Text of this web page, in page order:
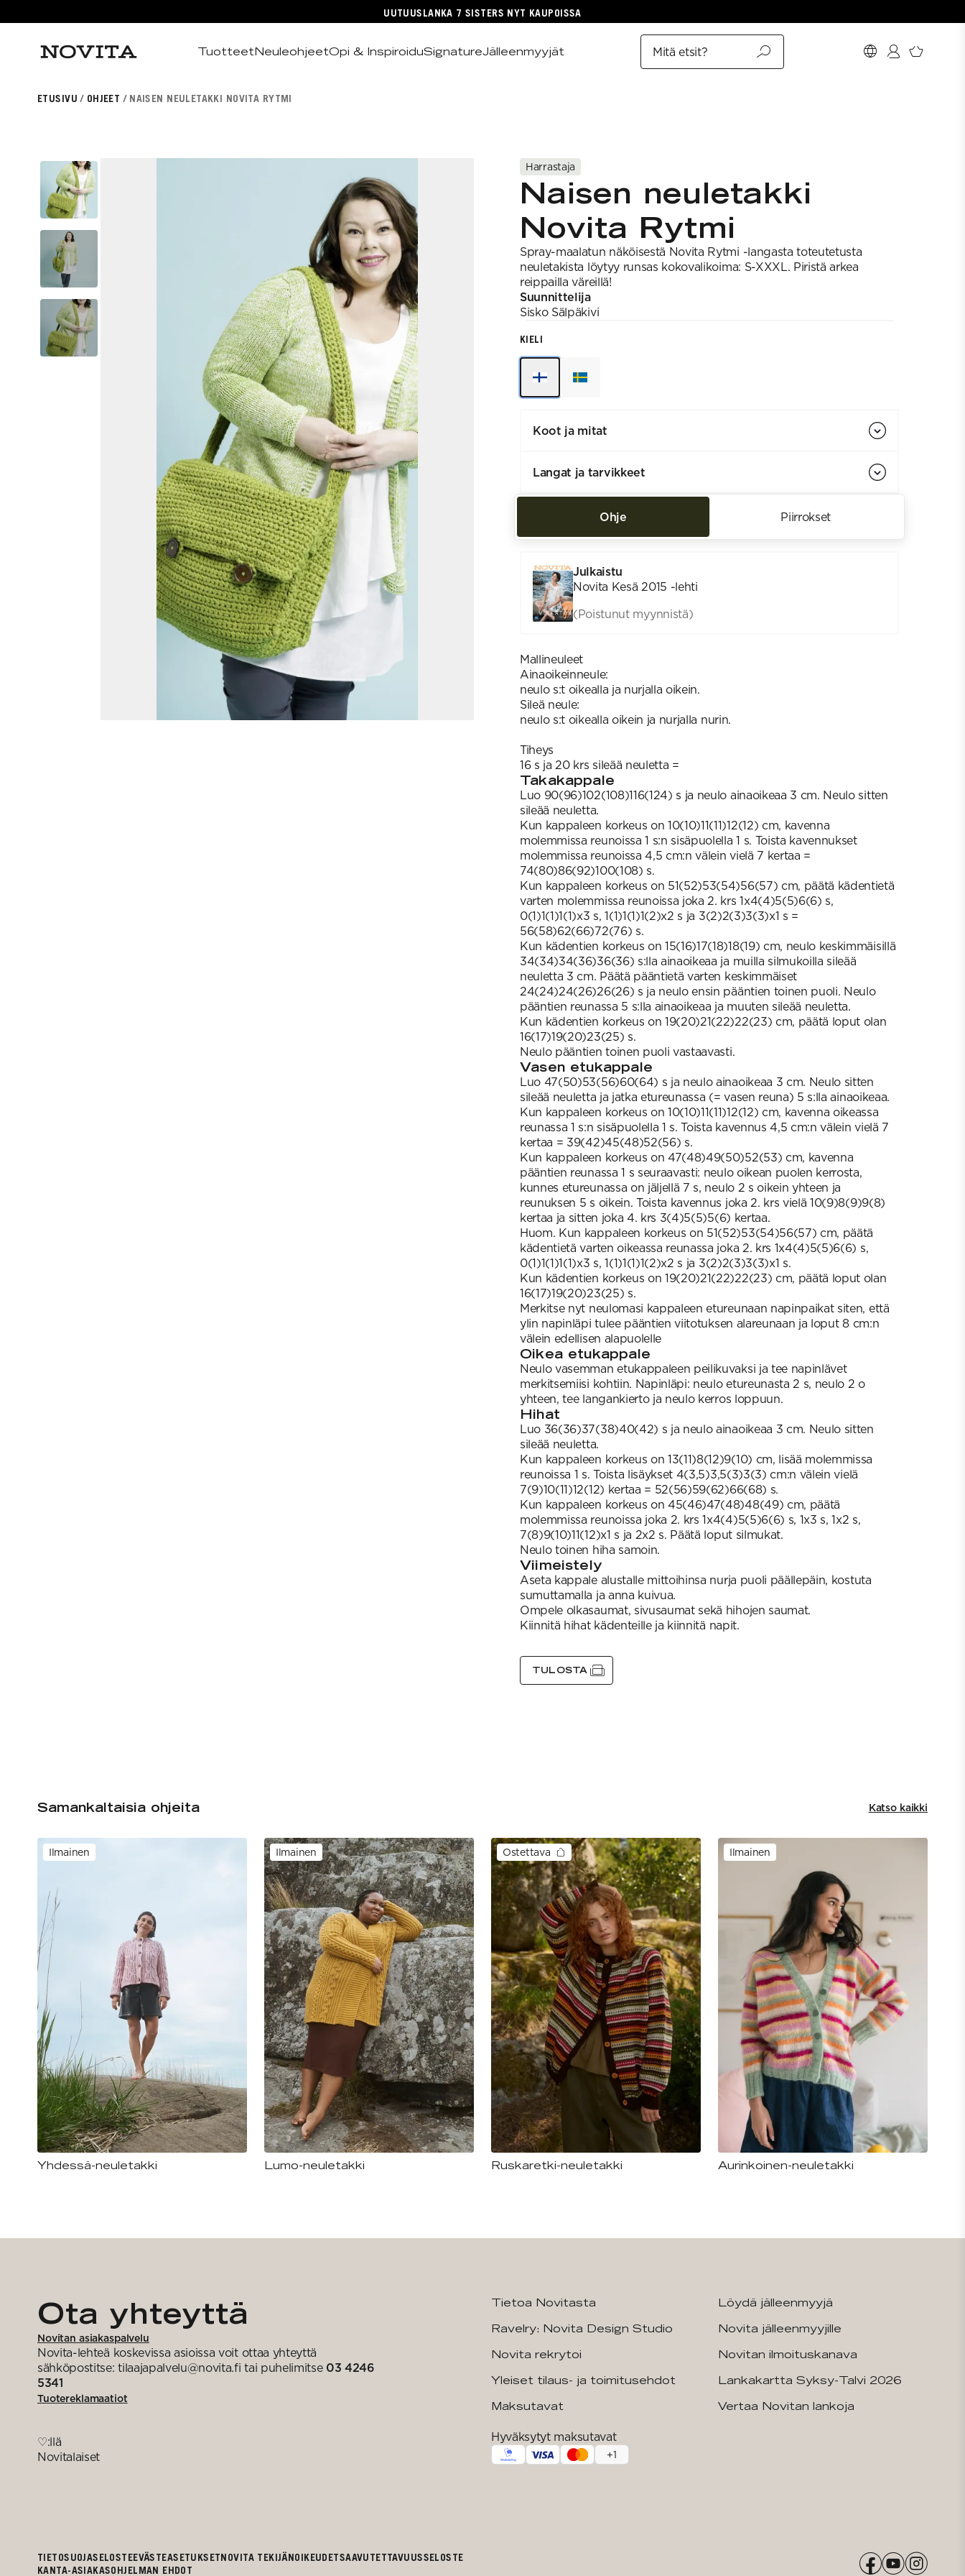
UUTUUSLANKA 7 SISTERS NYT KAUPOISSA
TuotteetNeuleohjeetOpi & InspiroiduSignatureJälleenmyyjät Mitä etsit?
ETUSIVU OHJEET NAISEN NEULETAKKI NOVITA RYTMI
Harrastaja
Naisen neuletakki
Novita Rytmi
Spray-maalatun näköisestä Novita Rytmi -langasta toteutetusta
neuletakista löytyy runsas kokovalikoima: S-XXXL. Piristä arkea
reippailla väreillä!
Suunnittelija
Sisko Sälpäkivi
KIELI
Koot ja mitat
Langat ja tarvikkeet
Ohje Piirrokset
Julkaistu
Novita Kesä 2015 -lehti
(Poistunut myynnistä)
Mallineuleet
Ainaoikeinneule:
neulo s:t oikealla ja nurjalla oikein.
Sileä neule:
neulo s:t oikealla oikein ja nurjalla nurin.
Tiheys
16 s ja 20 krs sileää neuletta =
Takakappale
Luo 90(96)102(108)116(124) s ja neulo ainaoikeaa 3 cm. Neulo sitten
sileää neuletta.
Kun kappaleen korkeus on 10(10)11(11)12(12) cm, kavenna
molemmissa reunoissa 1 s:n sisäpuolella 1 s. Toista kavennukset
molemmissa reunoissa 4,5 cm:n välein vielä 7 kertaa =
74(80)86(92)100(108) s.
Kun kappaleen korkeus on 51(52)53(54)56(57) cm, päätä kädentietä
varten molemmissa reunoissa joka 2. krs 1x4(4)5(5)6(6) s,
0(1)1(1)1(1)x3 s, 1(1)1(1)1(2)x2 s ja 3(2)2(3)3(3)x1 s =
56(58)62(66)72(76) s.
Kun kädentien korkeus on 15(16)17(18)18(19) cm, neulo keskimmäisillä
34(34)34(36)36(36) s:lla ainaoikeaa ja muilla silmukoilla sileää
neuletta 3 cm. Päätä pääntietä varten keskimmäiset
24(24)24(26)26(26) s ja neulo ensin pääntien toinen puoli. Neulo
pääntien reunassa 5 s:lla ainaoikeaa ja muuten sileää neuletta.
Kun kädentien korkeus on 19(20)21(22)22(23) cm, päätä loput olan
16(17)19(20)23(25) s.
Neulo pääntien toinen puoli vastaavasti.
Vasen etukappale
Luo 47(50)53(56)60(64) s ja neulo ainaoikeaa 3 cm. Neulo sitten
sileää neuletta ja jatka etureunassa (= vasen reuna) 5 s:lla ainaoikeaa.
Kun kappaleen korkeus on 10(10)11(11)12(12) cm, kavenna oikeassa
reunassa 1 s:n sisäpuolella 1 s. Toista kavennus 4,5 cm:n välein vielä 7
kertaa = 39(42)45(48)52(56) s.
Kun kappaleen korkeus on 47(48)49(50)52(53) cm, kavenna
pääntien reunassa 1 s seuraavasti: neulo oikean puolen kerrosta,
kunnes etureunassa on jäljellä 7 s, neulo 2 s oikein yhteen ja
reunuksen 5 s oikein. Toista kavennus joka 2. krs vielä 10(9)8(9)9(8)
kertaa ja sitten joka 4. krs 3(4)5(5)5(6) kertaa.
Huom. Kun kappaleen korkeus on 51(52)53(54)56(57) cm, päätä
kädentietä varten oikeassa reunassa joka 2. krs 1x4(4)5(5)6(6) s,
0(1)1(1)1(1)x3 s, 1(1)1(1)1(2)x2 s ja 3(2)2(3)3(3)x1 s.
Kun kädentien korkeus on 19(20)21(22)22(23) cm, päätä loput olan
16(17)19(20)23(25) s.
Merkitse nyt neulomasi kappaleen etureunaan napinpaikat siten, että
ylin napinläpi tulee pääntien viitotuksen alareunaan ja loput 8 cm:n
välein edellisen alapuolelle
Oikea etukappale
Neulo vasemman etukappaleen peilikuvaksi ja tee napinlävet
merkitsemiisi kohtiin. Napinläpi: neulo etureunasta 2 s, neulo 2 o
yhteen, tee langankierto ja neulo kerros loppuun.
Hihat
Luo 36(36)37(38)40(42) s ja neulo ainaoikeaa 3 cm. Neulo sitten
sileää neuletta.
Kun kappaleen korkeus on 13(11)8(12)9(10) cm, lisää molemmissa
reunoissa 1 s. Toista lisäykset 4(3,5)3,5(3)3(3) cm:n välein vielä
7(9)10(11)12(12) kertaa = 52(56)59(62)66(68) s.
Kun kappaleen korkeus on 45(46)47(48)48(49) cm, päätä
molemmissa reunoissa joka 2. krs 1x4(4)5(5)6(6) s, 1x3 s, 1x2 s,
7(8)9(10)11(12)x1 s ja 2x2 s. Päätä loput silmukat.
Neulo toinen hiha samoin.
Viimeistely
Aseta kappale alustalle mittoihinsa nurja puoli päällepäin, kostuta
sumuttamalla ja anna kuivua.
Ompele olkasaumat, sivusaumat sekä hihojen saumat.
Kiinnitä hihat kädenteille ja kiinnitä napit.
TULOSTA
Samankaltaisia ohjeita Katso kaikki
Ilmainen
Yhdessä-neuletakki
Ilmainen
Lumo-neuletakki
Ostettava
Ruskaretki-neuletakki
Ilmainen
Aurinkoinen-neuletakki
Ota yhteyttä
Novitan asiakaspalvelu
Novita-lehteä koskevissa asioissa voit ottaa yhteyttä
sähköpostitse: tilaajapalvelu@novita.fi tai puhelimitse 03 4246
5341
Tuotereklamaatiot
♡:llä
Novitalaiset
Tietoa Novitasta
Ravelry: Novita Design Studio
Novita rekrytoi
Yleiset tilaus- ja toimitusehdot
Maksutavat
Löydä jälleenmyyjä
Novita jälleenmyyjille
Novitan ilmoituskanava
Lankakartta Syksy-Talvi 2026
Vertaa Novitan lankoja
Hyväksytyt maksutavat
+1
TIETOSUOJASELOSTEEVÄSTEASETUKSETNOVITA TEKIJÄNOIKEUDETSAAVUTETTAVUUSSELOSTE
KANTA-ASIAKASOHJELMAN EHDOT